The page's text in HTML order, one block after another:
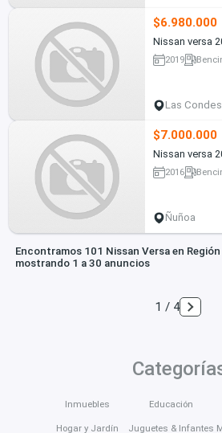
$6.980.000
Nissan versa
2019
Las Condes
$7.000.000
Nissan versa
2016
Ñuñoa
Encontramos 101 Nissan Versa en
mostrando 1 a 30 anuncios
1 / 4
Inmuebles
Hogar y Jardín
Educación
Juguetes & Infantes